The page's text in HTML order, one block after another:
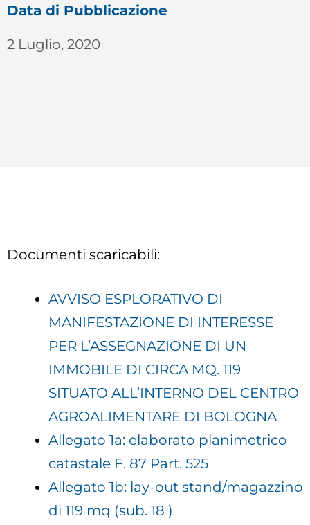
Data di Pubblicazione
2 Luglio, 2020
Documenti scaricabili:
AVVISO ESPLORATIVO DI
MANIFESTAZIONE DI INTERESSE
PER L’ASSEGNAZIONE DI UN
IMMOBILE DI CIRCA MQ. 119
SITUATO ALL’INTERNO DEL CENTRO
AGROALIMENTARE DI BOLOGNA
Allegato 1a: elaborato planimetrico
catastale F. 87 Part. 525
Allegato 1b: lay-out stand/magazzino
di 119 mq (sub. 18 )